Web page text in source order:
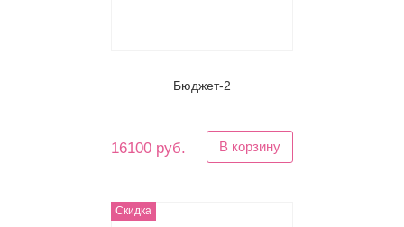
Бюджет-2
16100 руб. В корзину
Скидка